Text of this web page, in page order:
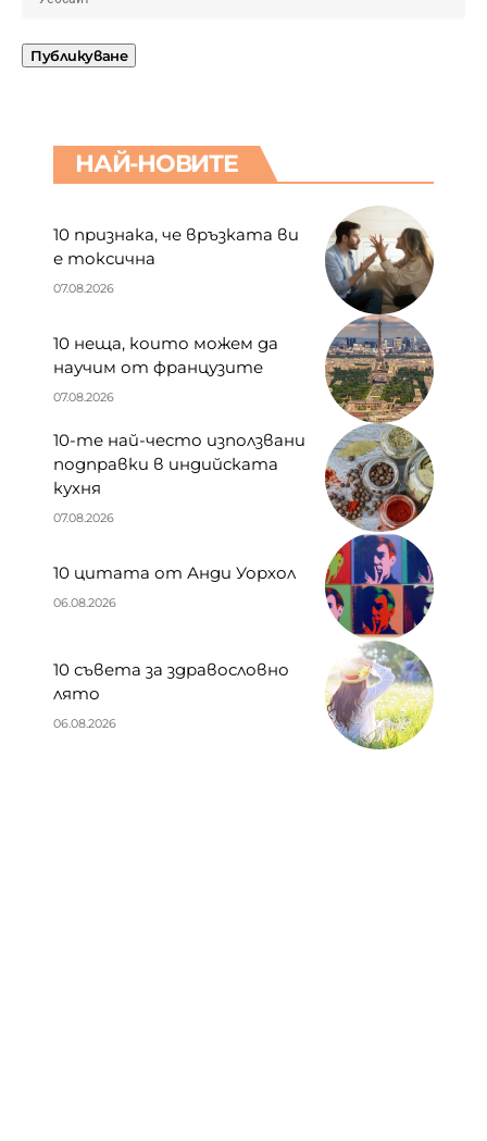
НАЙ-НОВИТЕ
10 признака, че връзката ви
е токсична
07.08.2026
10 неща, които можем да
научим от французите
07.08.2026
10-те най-често използвани
подправки в индийската
кухня
07.08.2026
10 цитата от Анди Уорхол
06.08.2026
10 съвета за здравословно
лято
06.08.2026